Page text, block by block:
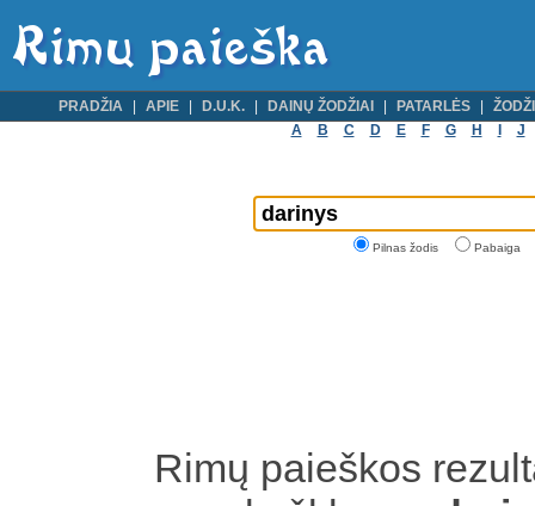
PRADŽIA APIE D.U.K. DAINŲ ŽODŽIAI PATARLĖS
A
B C D E F G H J
Pilnas žodis Pabaiga
Rimų paieškos